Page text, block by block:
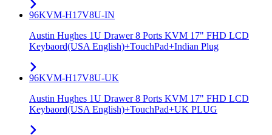
96KVM-H17V8U-IN
Austin Hughes 1U Drawer 8 Ports KVM 17" FHD LCD
Keybaord(USA English)+TouchPad+Indian Plug
96KVM-H17V8U-UK
Austin Hughes 1U Drawer 8 Ports KVM 17" FHD LCD
Keybaord(USA English)+TouchPad+UK PLUG